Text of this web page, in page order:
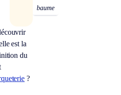
baume
est la
du
?